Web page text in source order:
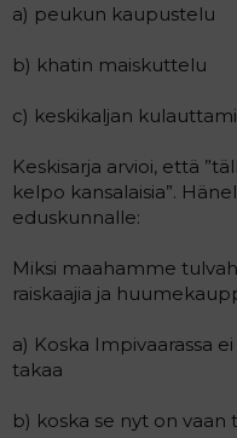
a) peukun kaupustelu
b) khatin maiskuttelu
c) keskikaljan
Keskisarja arvioi, että
kelpo kansalaisia”.
eduskunnalle:
Miksi maahamme
raiskaajia ja
a) Koska Impivaarassa
takaa
b) koska se nyt on vaan